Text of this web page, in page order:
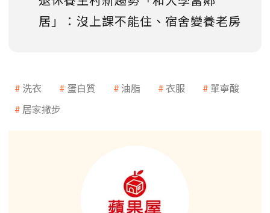
居」：沒上課不能住、宿舍變養老房
洗衣 蛋白質 油脂 衣服
單寧酸
居家撇步